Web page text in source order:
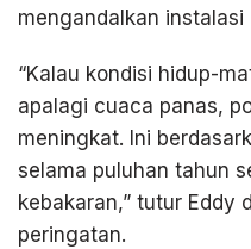
mengandalkan
“Kalau kondisi hidup-
apalagi cuaca panas,
meningkat. Ini
selama puluhan tahun
kebakaran,” tutur Eddy
peringatan.